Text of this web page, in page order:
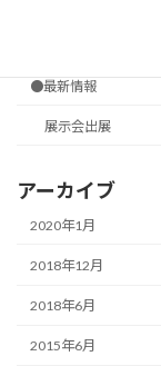
●最新情報
展示会出展
アーカイブ
2020年1月
2018年12月
2018年6月
2015年6月